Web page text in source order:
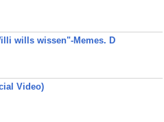
wills wissen"-Memes. D
Video)